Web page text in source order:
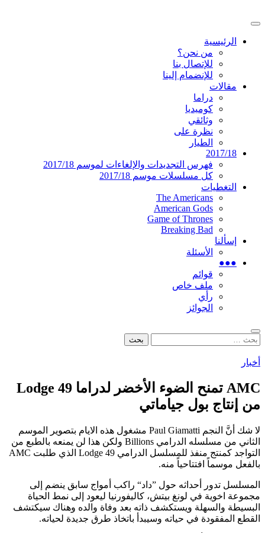
إلى
دليل التلفزيون العربي
موقع عربي متخصص في أخبار ومقالات حول
المسلسلات الأجنبية
القائمة
الرئيسيةالرئيسية
من نحن؟
للإتصال بنا
للإنضمام إلينا
مقالات
دراما
كوميديا
وثائقي
نظرة على
الطيار
2017/18
فهرس التجديدات والإلغاءات لموسم 2017/18
كل مسلسلات موسم 2017/18
التغطيات
The Americans
American Gods
Game of Thrones
Breaking Bad
إسألنا
الأسئلة
●●●
قوائم
ملف خاص
رأي
الجوائز
بحث
البحث
أخبار
AMC تمنح الضوء الأخضر لدراما Lodge 49
من إنتاج بول جياماتي
لا شك أنَّ النجم Paul Giamatti مشغول هذه الايام بتصوير الموسم
الثاني من مسلسله الدرامي Billions ولكن هذا لن يمنعه بالطبع من
التواجد كمنتج منفذ للمسلسل الدرامي Lodge 49 الذي طلبت AMC
بالفعل موسماً افتتاحياً منه.
المسلسل تدور أحداثه حول ”داد“ راكب أمواج سابق ينضم إلى
مجموعة اخوية في لونغ بيتش، كاليفورنيا ليعود إلى نمط الحياة
البسيطة والسهلة ويستكشف ذاته بعد وفاة والده وهناك سيكتشف
القطع المفقودة في حياته وسيبدأ باتخاذ طرق جديدة لحياته.